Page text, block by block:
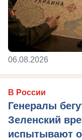
06.08.2026
В России
Генералы
Зеленский
испытывают